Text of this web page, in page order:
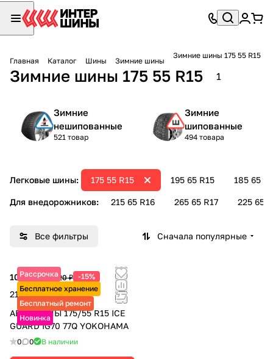
Главная Каталог Шины Зимние шины
Зимние шины 175 55 R15
Зимние шины 175 55 R15 1
Зимние
нешипованные
521 товар
Зимние
шипованные
494 товара
Легковые шины: 195 65 R15 185 65
175 55 R15
Для внедорожников: 215 65 R16 265 65 R17 225 65
Все фильтры Сначала популярные
Рассрочка
Бесплатное хранение
Бесплатный ремонт
Новинка
10 555 ₽12 420 ₽ -15%
21 110 ₽ за 2 шт.
АВТОШИНЫ 175/55 R15 ICE
GUARD IG70 77Q YOKOHAMA
0 0 В наличии